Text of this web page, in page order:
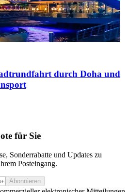
durch Doha und
für Sie
Sonderrabatte und Updates zu
Posteingang.
Abonnieren